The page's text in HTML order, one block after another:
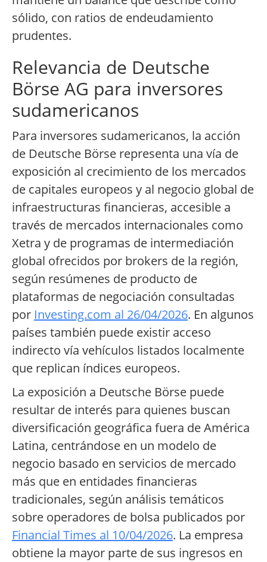
sólido, con ratios de endeudamiento
prudentes.
Relevancia de Deutsche
Börse AG para inversores
sudamericanos
Para inversores sudamericanos, la acción
de Deutsche Börse representa una vía de
exposición al crecimiento de los mercados
de capitales europeos y al negocio global de
infraestructuras financieras, accesible a
través de mercados internacionales como
Xetra y de programas de intermediación
global ofrecidos por brokers de la región,
según resúmenes de producto de
plataformas de negociación consultadas
por Investing.com al 26/04/2026. En algunos
países también puede existir acceso
indirecto vía vehículos listados localmente
que replican índices europeos.
La exposición a Deutsche Börse puede
resultar de interés para quienes buscan
diversificación geográfica fuera de América
Latina, centrándose en un modelo de
negocio basado en servicios de mercado
más que en entidades financieras
tradicionales, según análisis temáticos
sobre operadores de bolsa publicados por
Financial Times al 10/04/2026. La empresa
obtiene la mayor parte de sus ingresos en